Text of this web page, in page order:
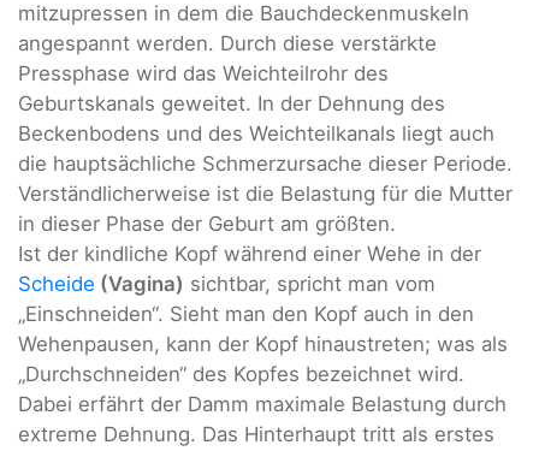
mitzupressen in dem die Bauchdeckenmuskeln
angespannt werden. Durch diese verstärkte
Pressphase wird das Weichteilrohr des
Geburtskanals geweitet. In der Dehnung des
Beckenbodens und des Weichteilkanals liegt auch
die hauptsächliche Schmerzursache dieser Periode.
Verständlicherweise ist die Belastung für die Mutter
in dieser Phase der Geburt am größten.
Ist der kindliche Kopf während einer Wehe in der
Scheide (Vagina) sichtbar, spricht man vom
„Einschneiden“. Sieht man den Kopf auch in den
Wehenpausen, kann der Kopf hinaustreten; was als
„Durchschneiden“ des Kopfes bezeichnet wird.
Dabei erfährt der Damm maximale Belastung durch
extreme Dehnung. Das Hinterhaupt tritt als erstes